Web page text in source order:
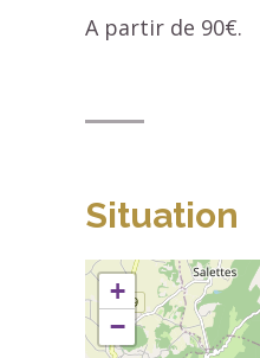
A partir de 90€.
Situation
+
−